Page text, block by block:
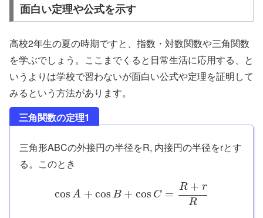
面白い定理や公式を示す
高校2年生の夏の時期ですと、指数・対数関数や三角関数
を学ぶでしょう。ここまでくると日常生活に応用する、と
いうよりは学校で習わないが面白い公式や定理を証明して
みるという方法があります。
三角関数の定理1
三角形ABCの外接円の半径をR, 内接円の半径をrとす
る。このとき
cos A + cos B + cos C =
R + r
R